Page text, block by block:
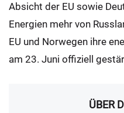
Absicht der EU sowie
Energien mehr von
EU und Norwegen ihre
am 23. Juni offiziell
ÜBER